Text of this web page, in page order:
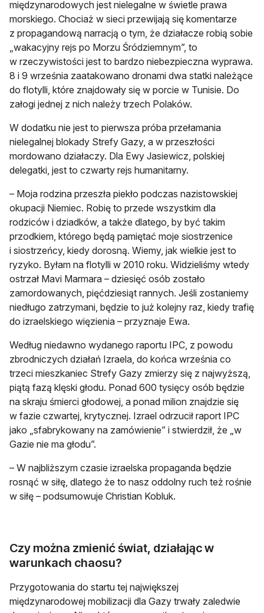
międzynarodowych jest nielegalne w świetle prawa
morskiego. Chociaż w sieci przewijają się komentarze
z propagandową narracją o tym, że działacze robią sobie
„wakacyjny rejs po Morzu Śródziemnym”, to
w rzeczywistości jest to bardzo niebezpieczna wyprawa.
8 i 9 września zaatakowano dronami dwa statki należące
do flotylli, które znajdowały się w porcie w Tunisie. Do
załogi jednej z nich należy trzech Polaków.
W dodatku nie jest to pierwsza próba przełamania
nielegalnej blokady Strefy Gazy, a w przeszłości
mordowano działaczy. Dla Ewy Jasiewicz, polskiej
delegatki, jest to czwarty rejs humanitarny.
– Moja rodzina przeszła piekło podczas nazistowskiej
okupacji Niemiec. Robię to przede wszystkim dla
rodziców i dziadków, a także dlatego, by być takim
przodkiem, którego będą pamiętać moje siostrzenice
i siostrzeńcy, kiedy dorosną. Wiemy, jak wielkie jest to
ryzyko. Byłam na flotylli w 2010 roku. Widzieliśmy wtedy
ostrzał Mavi Marmara – dziesięć osób zostało
zamordowanych, pięćdziesiąt rannych. Jeśli zostaniemy
niedługo zatrzymani, będzie to już kolejny raz, kiedy trafię
do izraelskiego więzienia – przyznaje Ewa.
Według niedawno wydanego raportu IPC, z powodu
zbrodniczych działań Izraela, do końca września co
trzeci mieszkaniec Strefy Gazy zmierzy się z najwyższą,
piątą fazą klęski głodu. Ponad 600 tysięcy osób będzie
na skraju śmierci głodowej, a ponad milion znajdzie się
w fazie czwartej, krytycznej. Izrael odrzucił raport IPC
jako „sfabrykowany na zamówienie” i stwierdził, że „w
Gazie nie ma głodu”.
– W najbliższym czasie izraelska propaganda będzie
rosnąć w siłę, dlatego że to nasz oddolny ruch też rośnie
w siłę – podsumowuje Christian Kobluk.
Czy można zmienić świat, działając w
warunkach chaosu?
Przygotowania do startu tej największej
międzynarodowej mobilizacji dla Gazy trwały zaledwie